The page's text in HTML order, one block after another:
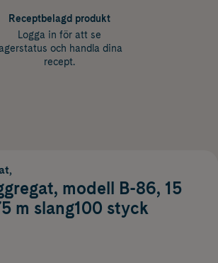
Receptbelagd produkt
Logga in för att se
och handla dina
recept.
modell B-86, 15
m slang100 styck